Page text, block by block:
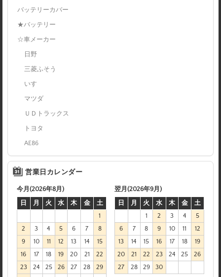
バッテリーカバー
★バッテリー
☆車メーカー
日野
三菱ふそう
いすゞ
マツダ
ＵＤトラックス
トヨタ
AE86
営業日カレンダー
今月(2026年8月)
日
月 火 水 木 金
土
1
2
3 4 5 6 7
8
9
10 11 12 13 14
15
16
17 18 19 20 21
22
23
24 25 26 27 28
29
翌月(2026年9月)
日
月 火 水 木 金
土
1
2 3 4
5
6
7 8 9 10 11
12
13
14 15 16 17 18
19
20
21 22 23 24 25
26
27
28 29 30